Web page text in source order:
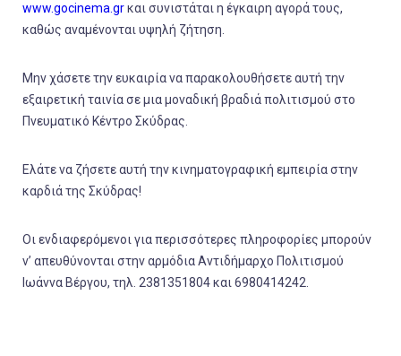
www.gocinema.grκαι συνιστάται η έγκαιρη αγορά τους,
καθώς αναμένονται υψηλή ζήτηση.
Μην χάσετε την ευκαιρία να παρακολουθήσετε αυτή την
εξαιρετική ταινία σε μια μοναδική βραδιά πολιτισμού στο
Πνευματικό Κέντρο Σκύδρας.
Ελάτε να ζήσετε αυτή την κινηματογραφική εμπειρία στην
καρδιά της Σκύδρας!
Οι ενδιαφερόμενοι για περισσότερες πληροφορίες μπορούν
ν’ απευθύνονται στην αρμόδια Αντιδήμαρχο Πολιτισμού
Ιωάννα Βέργου, τηλ. 2381351804 και 6980414242.